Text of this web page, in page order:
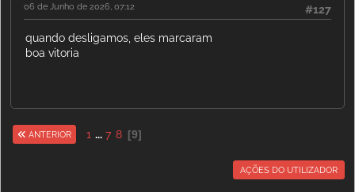
#127
06 de Junho de 2026, 07:12
quando desligamos, eles marcaram
boa vitoria
ANTERIOR 1 ... 7 8 9
AÇÕES DO UTILIZADOR